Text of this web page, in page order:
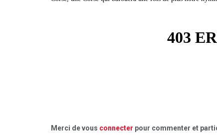
Merci de vous connecter pour commenter et